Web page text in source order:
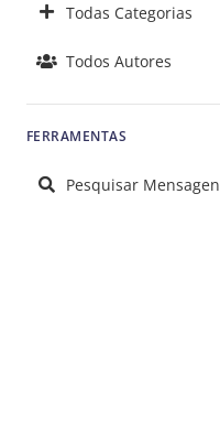
Todas Categorias
Todos Autores
FERRAMENTAS
Pesquisar